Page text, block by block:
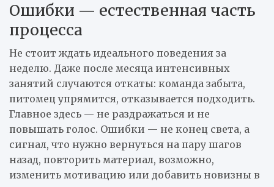
Ошибки — естественная часть
процесса
Не стоит ждать идеального поведения за
неделю. Даже после месяца интенсивных
занятий случаются откаты: команда забыта,
питомец упрямится, отказывается подходить.
Главное здесь — не раздражаться и не
повышать голос. Ошибки — не конец света, а
сигнал, что нужно вернуться на пару шагов
назад, повторить материал, возможно,
изменить мотивацию или добавить новизны в